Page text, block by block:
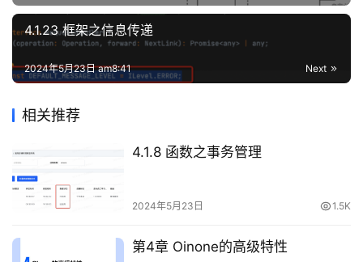
4.1.23 框架之信息传递
Next
2024年5月23日 am8:41
相关推荐
4.1.8 函数之事务管理
2024年5月23日 1.5K
第4章 Oinone的高级特性